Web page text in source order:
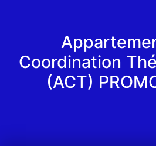
Coordination
(ACT)